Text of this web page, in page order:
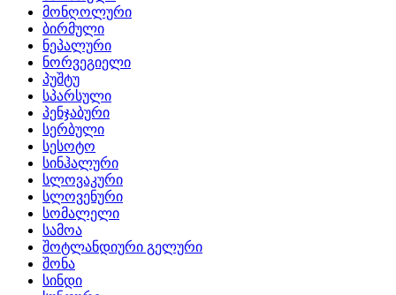
მონღოლური
ბირმული
ნეპალური
ნორვეგიელი
პუშტუ
სპარსული
პენჯაბური
სერბული
სესოტო
სინჰალური
სლოვაკური
სლოვენური
სომალელი
სამოა
შოტლანდიური გელური
შონა
სინდი